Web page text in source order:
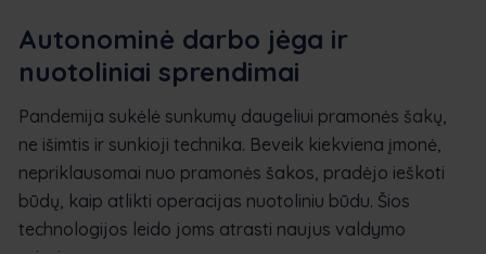
Autonominė darbo jėga ir
nuotoliniai sprendimai
Pandemija sukėlė sunkumų daugeliui pramonės šakų,
ne išimtis ir sunkioji technika. Beveik kiekviena įmonė,
nepriklausomai nuo pramonės šakos, pradėjo ieškoti
būdų, kaip atlikti operacijas nuotoliniu būdu. Šios
technologijos leido joms atrasti naujus valdymo